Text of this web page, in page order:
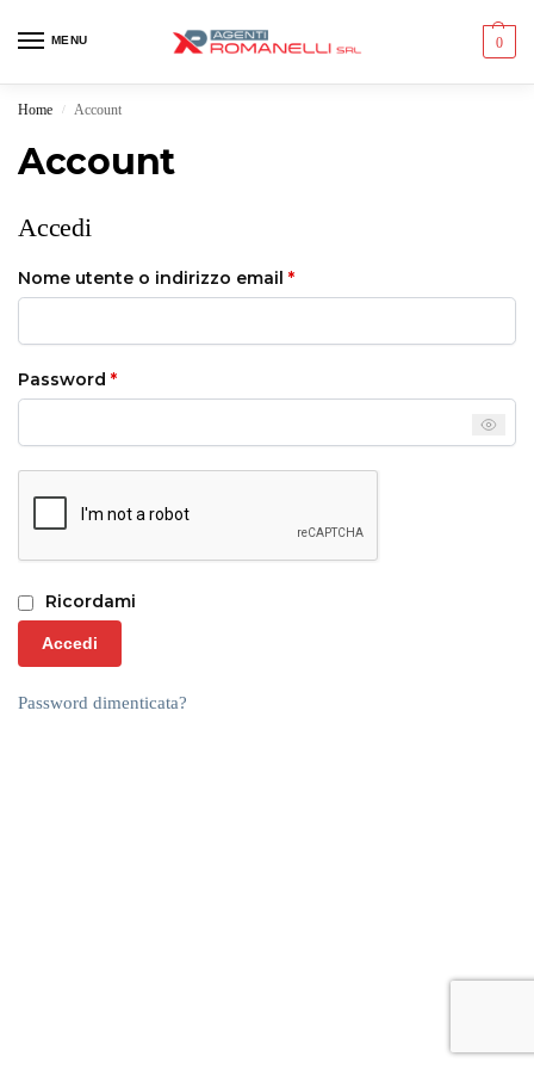
MENU 0
Home / Account
Account
Accedi
Nome utente o indirizzo email *
Password *
Ricordami
Accedi
Password dimenticata?